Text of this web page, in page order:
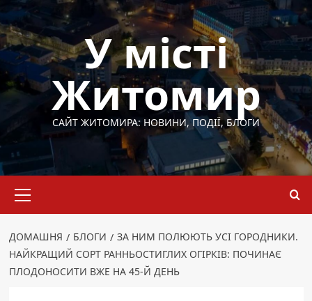
Перейти
до
вмісту
У місті
Житомир
САЙТ ЖИТОМИРА: НОВИНИ, ПОДІЇ, БЛОГИ
меню
ДОМАШНЯ БЛОГИ
ЗА НИМ ПОЛЮЮТЬ УСІ ГОРОДНИКИ.
НАЙКРАЩИЙ СОРТ РАННЬОСТИГЛИХ ОГІРКІВ: ПОЧИНАЄ
ПЛОДОНОСИТИ ВЖЕ НА 45-Й ДЕНЬ